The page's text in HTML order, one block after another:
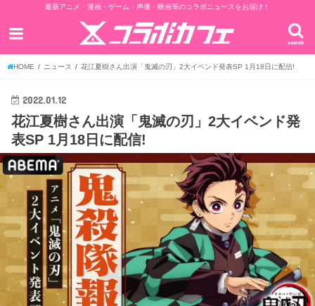
最新アニメ・漫画・ゲーム・声優・映画等のコラボニュースをお届け！
search
HOME ニュース 花江夏樹さん出演「鬼滅の刃」2大イベンド発表SP 1月18日に配信!
2022.01.12
花江夏樹さん出演「鬼滅の刃」2大イベンド発
表SP 1月18日に配信!